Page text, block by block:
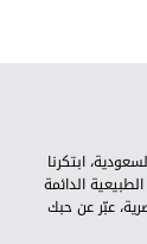
الخبر في السعودية، ابتكرنا
الدائمة
عبّر عن حبك